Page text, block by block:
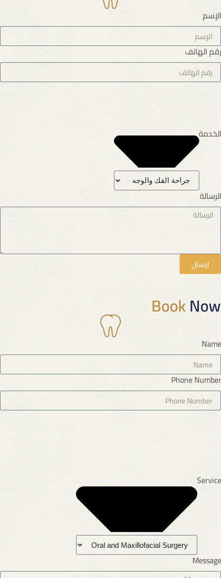
الإسم
رقم الهاتف
الخدمة
الرسالة
ارسال
BookNow
Name
Phone Number
Service
Message